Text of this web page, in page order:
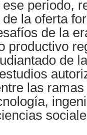
periodo,
la oferta
de la
productivo
de
las